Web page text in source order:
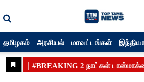
தமிழகம் அரசியல் மாவட்டங்கள்